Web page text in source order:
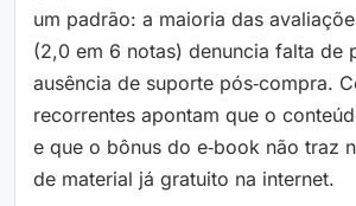
um padrão: a maioria das
(2,0 em 6 notas) denuncia falta de
ausência de suporte pós‑compra.
recorrentes apontam que o
e que o bônus do e‑book não traz
de material já gratuito na internet.